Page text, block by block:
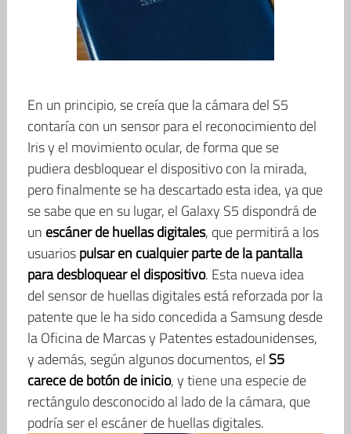
En un principio, se creía que la cámara del S5
contaría con un sensor para el reconocimiento del
Iris y el movimiento ocular, de forma que se
pudiera desbloquear el dispositivo con la mirada,
pero finalmente se ha descartado esta idea, ya que
se sabe que en su lugar, el Galaxy S5 dispondrá de
un escáner de huellas digitales, que permitirá a los
usuariospulsar en cualquier parte de la pantalla
para desbloquear el dispositivo. Esta nueva idea
del sensor de huellas digitales está reforzada por la
patente que le ha sido concedida a Samsung desde
la Oficina de Marcas y Patentes estadounidenses,
y además, según algunos documentos, el S5
carece de botón de inicio, y tiene una especie de
rectángulo desconocido al lado de la cámara, que
podría ser el escáner de huellas digitales.